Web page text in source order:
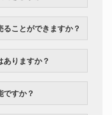
なリ
175,700円
リオン
％
催記
ー 12,600円
ることができますか？
ありますか？
ですか？